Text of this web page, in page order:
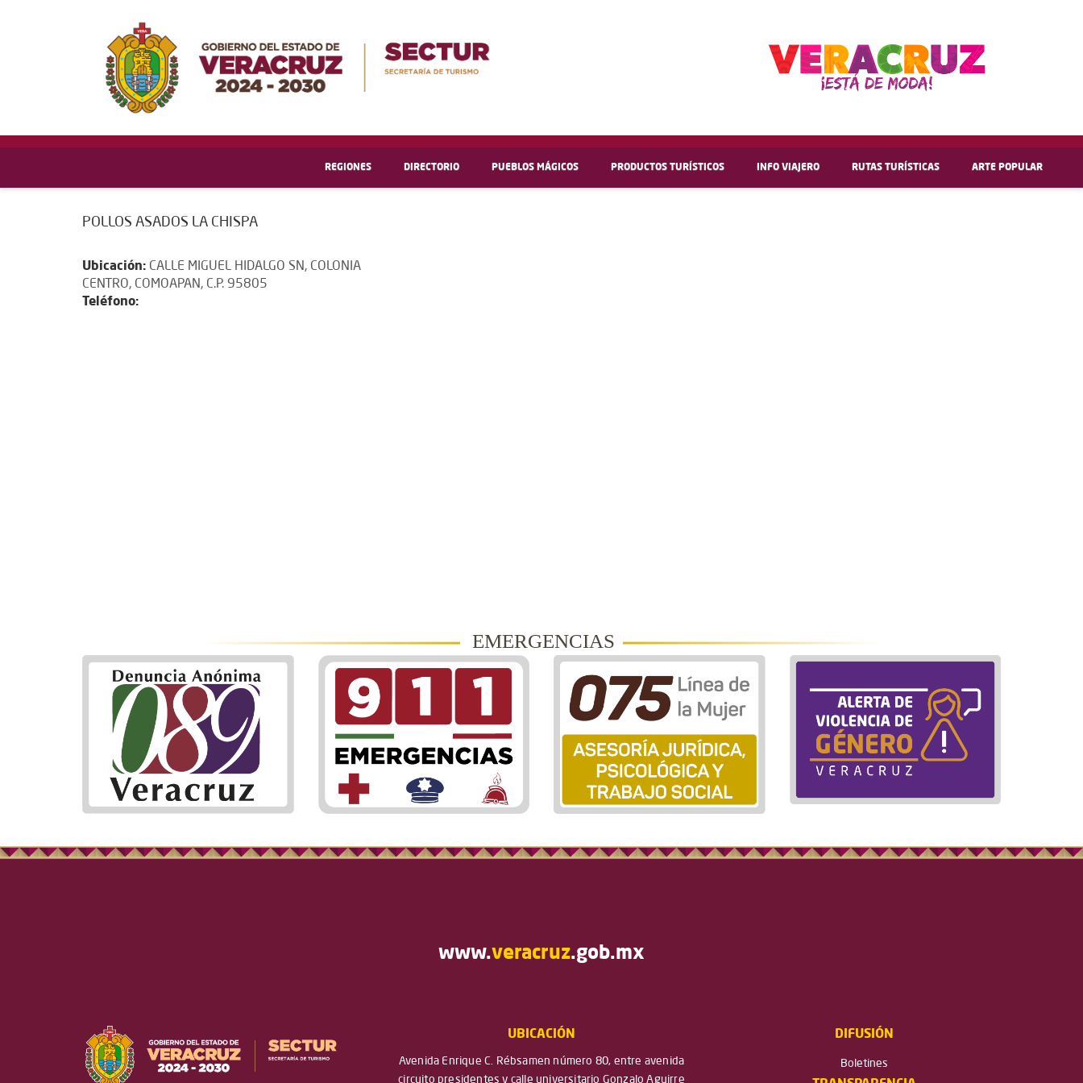
REGIONES DIRECTORIO PUEBLOS MÁGICOS PRODUCTOS TURÍSTICOS INFO VIAJERO RUTAS TURÍSTICAS ARTE POPULAR
POLLOS ASADOS LA CHISPA
Ubicación: CALLE MIGUEL HIDALGO SN, COLONIA
CENTRO, COMOAPAN, C.P. 95805
Teléfono:
EMERGENCIAS
www.veracruz.gob.mx
UBICACIÓN
Avenida Enrique C. Rébsamen número 80, entre avenida
circuito presidentes y calle universitario Gonzalo Aguirre
DIFUSIÓN
Boletines